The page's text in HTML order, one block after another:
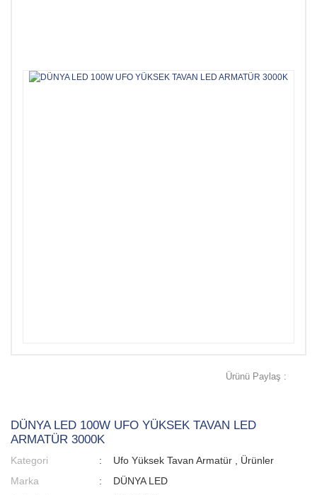
Ürünü Paylaş :
DÜNYA LED 100W UFO YÜKSEK TAVAN LED
ARMATÜR 3000K
Kategori Ufo Yüksek Tavan Armatür
Ürünler
Marka
DÜNYA LED